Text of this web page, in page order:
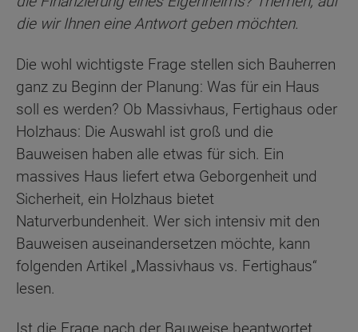
die wir Ihnen eine Antwort geben möchten.
Die wohl wichtigste Frage stellen sich Bauherren
ganz zu Beginn der Planung: Was für ein Haus
soll es werden? Ob Massivhaus, Fertighaus oder
Holzhaus: Die Auswahl ist groß und die
Bauweisen haben alle etwas für sich. Ein
massives Haus liefert etwa Geborgenheit und
Sicherheit, ein Holzhaus bietet
Naturverbundenheit. Wer sich intensiv mit den
Bauweisen auseinandersetzen möchte, kann
folgenden Artikel „Massivhaus vs. Fertighaus“
lesen.